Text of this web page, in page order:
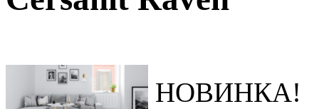
НОВИНКА!